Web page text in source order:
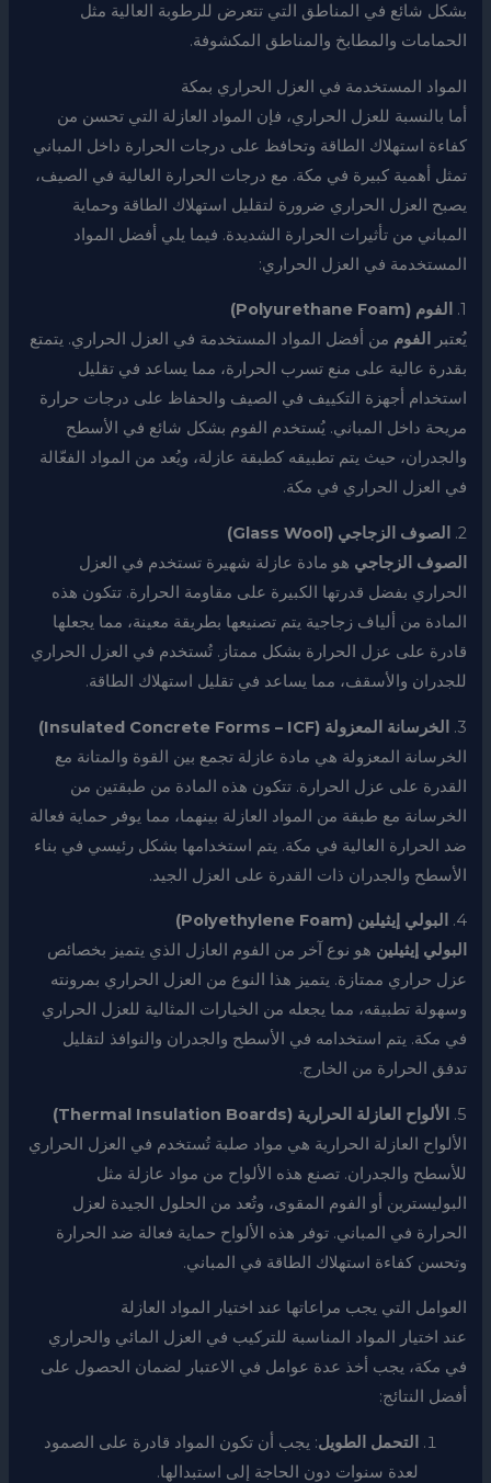
بشكل شائع في المناطق التي تتعرض للرطوبة العالية مثل
الحمامات والمطابخ والمناطق المكشوفة.
المواد المستخدمة في العزل الحراري بمكة
أما بالنسبة للعزل الحراري، فإن المواد العازلة التي تحسن من
كفاءة استهلاك الطاقة وتحافظ على درجات الحرارة داخل المباني
تمثل أهمية كبيرة في مكة. مع درجات الحرارة العالية في الصيف،
يصبح العزل الحراري ضرورة لتقليل استهلاك الطاقة وحماية
المباني من تأثيرات الحرارة الشديدة. فيما يلي أفضل المواد
المستخدمة في العزل الحراري:
1.
الفوم (Polyurethane Foam)
يُعتبر
الفوم من أفضل المواد المستخدمة في العزل الحراري. يتمتع
بقدرة عالية على منع تسرب الحرارة، مما يساعد في تقليل
استخدام أجهزة التكييف في الصيف والحفاظ على درجات حرارة
مريحة داخل المباني. يُستخدم الفوم بشكل شائع في الأسطح
والجدران، حيث يتم تطبيقه كطبقة عازلة، ويُعد من المواد الفعّالة
في العزل الحراري في مكة.
2.
الصوف الزجاجي (Glass Wool)
الصوف الزجاجي هو مادة عازلة شهيرة تستخدم في العزل
الحراري بفضل قدرتها الكبيرة على مقاومة الحرارة. تتكون هذه
المادة من ألياف زجاجية يتم تصنيعها بطريقة معينة، مما يجعلها
قادرة على عزل الحرارة بشكل ممتاز. تُستخدم في العزل الحراري
للجدران والأسقف، مما يساعد في تقليل استهلاك الطاقة.
3.
الخرسانة المعزولة (Insulated Concrete Forms – ICF)
الخرسانة المعزولة هي مادة عازلة تجمع بين القوة والمتانة مع
القدرة على عزل الحرارة. تتكون هذه المادة من طبقتين من
الخرسانة مع طبقة من المواد العازلة بينهما، مما يوفر حماية فعالة
ضد الحرارة العالية في مكة. يتم استخدامها بشكل رئيسي في بناء
الأسطح والجدران ذات القدرة على العزل الجيد.
4.
البولي إيثيلين (Polyethylene Foam)
البولي إيثيلين هو نوع آخر من الفوم العازل الذي يتميز بخصائص
عزل حراري ممتازة. يتميز هذا النوع من العزل الحراري بمرونته
وسهولة تطبيقه، مما يجعله من الخيارات المثالية للعزل الحراري
في مكة. يتم استخدامه في الأسطح والجدران والنوافذ لتقليل
تدفق الحرارة من الخارج.
5.
الألواح العازلة الحرارية (Thermal Insulation Boards)
الألواح العازلة الحرارية هي مواد صلبة تُستخدم في العزل الحراري
للأسطح والجدران. تصنع هذه الألواح من مواد عازلة مثل
البوليسترين أو الفوم المقوى، وتُعد من الحلول الجيدة لعزل
الحرارة في المباني. توفر هذه الألواح حماية فعالة ضد الحرارة
وتحسن كفاءة استهلاك الطاقة في المباني.
العوامل التي يجب مراعاتها عند اختيار المواد العازلة
عند اختيار المواد المناسبة للتركيب في العزل المائي والحراري
في مكة، يجب أخذ عدة عوامل في الاعتبار لضمان الحصول على
أفضل النتائج:
التحمل الطويل: يجب أن تكون المواد قادرة على الصمود
لعدة سنوات دون الحاجة إلى استبدالها.